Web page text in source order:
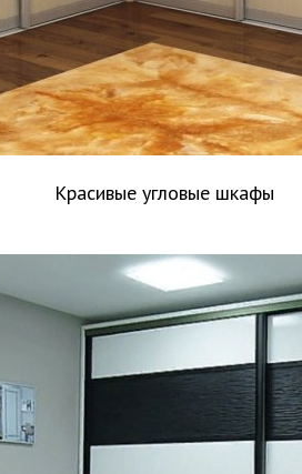
Красивые угловые шкафы